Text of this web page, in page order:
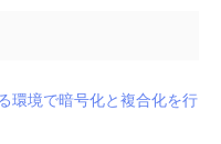
環境で暗号化と複合化を行